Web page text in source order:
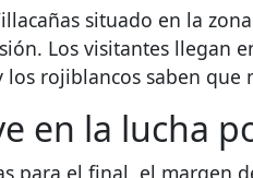
situado en la
Los visitantes llegan
rojiblancos saben
en la lucha
para el final, el margen